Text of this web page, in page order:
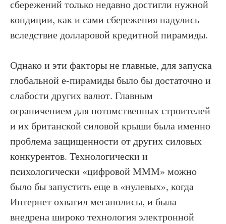
сбережений только недавно достигли нужной
кондиции, как и сами сбережения надулись
вследствие долларовой кредитной пирамиды.
Однако и эти факторы не главные, для запуска
глобальной е-пирамиды было бы достаточно и
слабости других валют. Главным
ограничением для потомственных строителей
и их британской силовой крыши была именно
проблема защищенности от других силовых
конкурентов. Технологически и
психологически «цифровой МММ» можно
было бы запустить еще в «нулевых», когда
Интернет охватил мегаполисы, и была
внедрена широко технология электронной